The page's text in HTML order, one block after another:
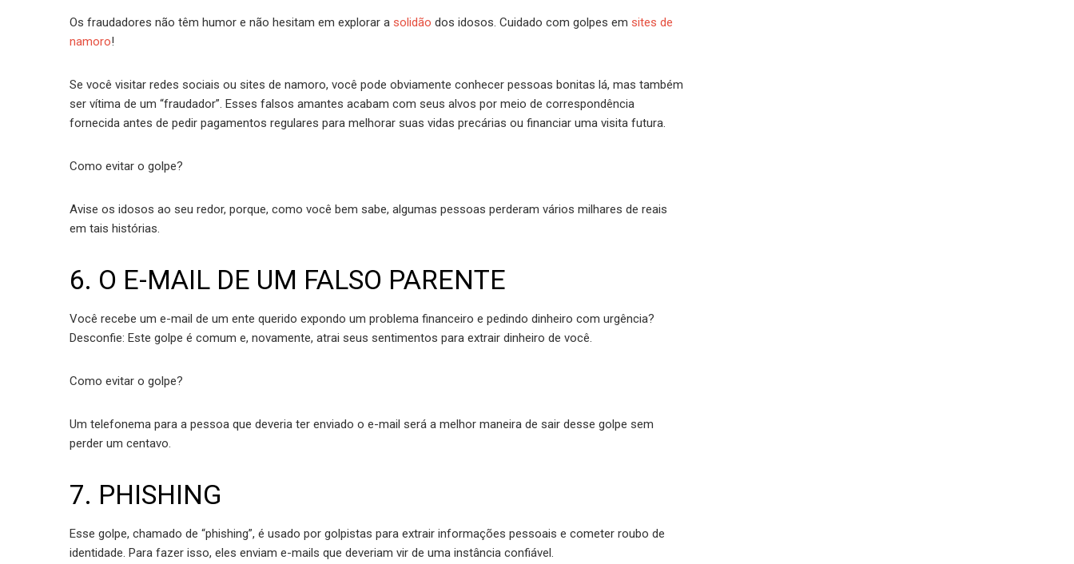
Os fraudadores não têm humor e não hesitam em explorar a solidão dos idosos. Cuidado com golpes em sites de
namoro!
Se você visitar redes sociais ou sites de namoro, você pode obviamente conhecer pessoas bonitas lá, mas também
ser vítima de um “fraudador”. Esses falsos amantes acabam com seus alvos por meio de correspondência
fornecida antes de pedir pagamentos regulares para melhorar suas vidas precárias ou financiar uma visita futura.
Como evitar o golpe?
Avise os idosos ao seu redor, porque, como você bem sabe, algumas pessoas perderam vários milhares de reais
em tais histórias.
6. O E-MAIL DE UM FALSO PARENTE
Você recebe um e-mail de um ente querido expondo um problema financeiro e pedindo dinheiro com urgência?
Desconfie: Este golpe é comum e, novamente, atrai seus sentimentos para extrair dinheiro de você.
Como evitar o golpe?
Um telefonema para a pessoa que deveria ter enviado o e-mail será a melhor maneira de sair desse golpe sem
perder um centavo.
7. PHISHING
Esse golpe, chamado de “phishing”, é usado por golpistas para extrair informações pessoais e cometer roubo de
identidade. Para fazer isso, eles enviam e-mails que deveriam vir de uma instância confiável.